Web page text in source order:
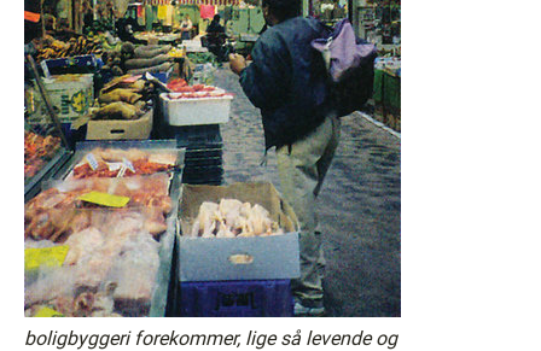
boligbyggeri forekommer, lige så levende og